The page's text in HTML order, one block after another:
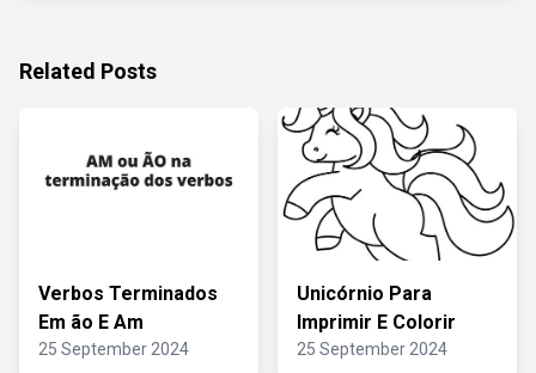
Related Posts
Verbos Terminados
Em ão E Am
25 September 2024
Unicórnio Para
Imprimir E Colorir
25 September 2024